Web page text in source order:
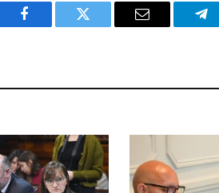
Facebook Twitter Email